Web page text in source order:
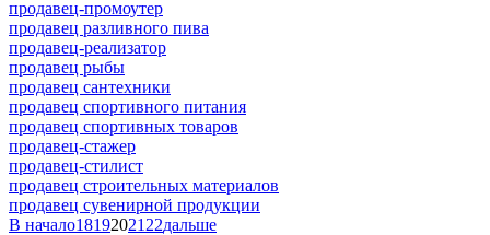
продавец-промоутер
продавец разливного пива
продавец-реализатор
продавец рыбы
продавец сантехники
продавец спортивного питания
продавец спортивных товаров
продавец-стажер
продавец-стилист
продавец строительных материалов
продавец сувенирной продукции
В начало18192021 22дальше